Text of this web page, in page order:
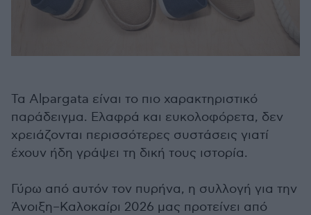
Τα Alpargata είναι το πιο χαρακτηριστικό
παράδειγμα. Ελαφρά και ευκολοφόρετα, δεν
χρειάζονται περισσότερες συστάσεις γιατί
έχουν ήδη γράψει τη δική τους ιστορία.
Γύρω από αυτόν τον πυρήνα, η συλλογή για την
Άνοιξη–Καλοκαίρι 2026 μας προτείνει από